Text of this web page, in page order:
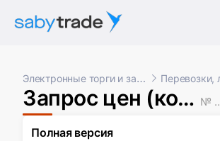
Электронные торги и закупки Перевозки,
Запрос цен (коммерческих предложений) №
Полная версия